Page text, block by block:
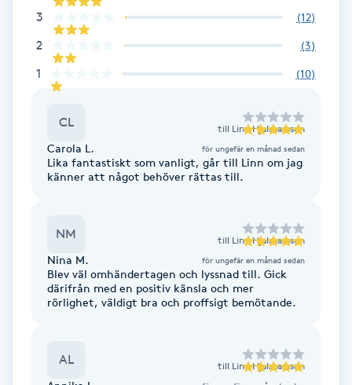
Cryoterapi
Dermapen
Extensions
Eyeliner-tatuering
3 (12)
2 (3)
1 (10)
CL till Linn Hjalmarsson
Carola L. för ungefär en månad sedan
Lika fantastiskt som vanligt, går till Linn om jag
känner att något behöver rättas till.
NM till Linn Hjalmarsson
Nina M. för ungefär en månad sedan
Blev väl omhändertagen och lyssnad till. Gick
därifrån med en positiv känsla och mer
rörlighet, väldigt bra och proffsigt bemötande.
AL till Linn Hjalmarsson